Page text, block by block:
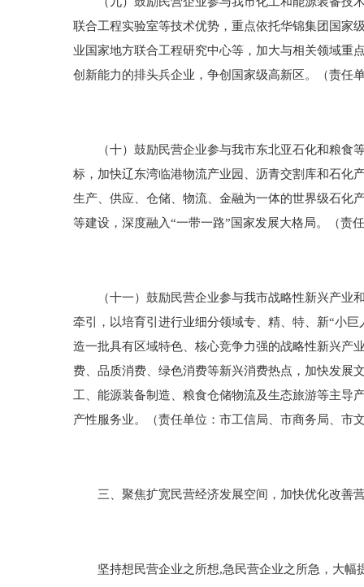
联合工程实验室等技术优势，重点依托华锦集团国家
业国家地方联合工程研究中心等，加大与相关领域重
创新能力的排头兵企业，争创国家级高新区。（责任
（十）鼓励民营企业参与我市东北亚石化和粮食等
标，加快辽东湾临港物流产业园、沥青交割库和石化
生产、供应、仓储、物流、金融为一体的世界级石化
等建设，深度融入“一带一路”国家发展大格局。（责
（十一）鼓励民营企业参与我市战略性新兴产业和
牵引，以培育引进行业细分领域专、精、特、新“小
造一批具有区域特色、核心竞争力强的战略性新兴产
费、品质消费、绿色消费等新兴消费热点，加快发展
工、能源装备制造、粮食仓储物流及生态旅游等主导
产性服务业。（责任单位：市工信局、市商务局、市
三、聚焦扩宽民营经济发展空间，加快优化改善
坚持想民营企业之所想,急民营企业之所急，大幅